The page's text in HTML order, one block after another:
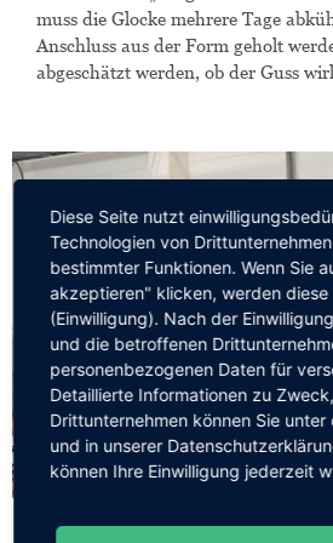
muss die Glocke mehrere Tage
Anschluss aus der Form geholt
abgeschätzt werden, ob der Guss
Diese Seite nutzt
Technologien von
bestimmter Funktionen. Wenn Sie
akzeptieren" klicken, werden
(Einwilligung). Nach der
und die betroffenen
personenbezogenen Daten für
Detaillierte Informationen zu
Drittunternehmen können Sie
und in unserer
können Ihre Einwilligung jederzeit